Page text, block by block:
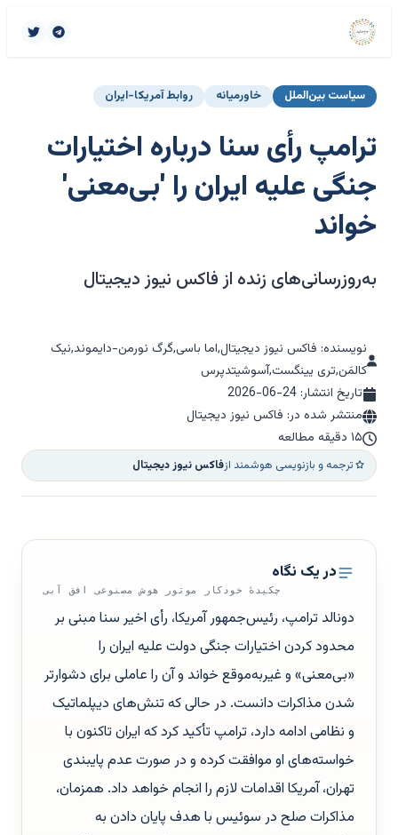
سیاست بین‌الملل خاورمیانه روابط آمریکا-ایران
ترامپ رأی سنا درباره اختیارات
جنگی علیه ایران را 'بی‌معنی'
خواند
به‌روزرسانی‌های زنده از فاکس نیوز دیجیتال
نویسنده: فاکس نیوز دیجیتال,اما باسی,گرگ نورمن-دایموند,نیک
کالمَن,تری یینگست,آسوشیتدپرس
تاریخ انتشار: 2026-06-24
منتشر شده در: فاکس نیوز دیجیتال
۱۵ دقیقه مطالعه
ترجمه و بازنویسی هوشمند ازفاکس نیوز دیجیتال
در یک نگاه
چکیدهٔ خودکار موتور هوش مصنوعی افق آبی
دونالد ترامپ، رئیس‌جمهور آمریکا، رأی اخیر سنا مبنی بر
محدود کردن اختیارات جنگی دولت علیه ایران را
«بی‌معنی» و غیربه‌موقع خواند و آن را عاملی برای دشوارتر
شدن مذاکرات دانست. در حالی که تنش‌های دیپلماتیک
و نظامی ادامه دارد، ترامپ تأکید کرد که ایران تاکنون با
خواسته‌های او موافقت کرده و در صورت عدم پایبندی
تهران، آمریکا اقدامات لازم را انجام خواهد داد. همزمان،
مذاکرات صلح در سوئیس با هدف پایان دادن به